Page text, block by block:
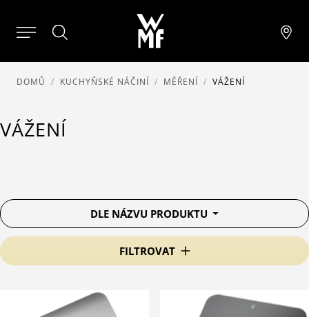
DOMŮ KUCHYŇSKÉ NÁČINÍ MĚŘENÍ VÁŽENÍ
VÁŽENÍ
FILTROVAT
DLE NÁZVU PRODUKTU